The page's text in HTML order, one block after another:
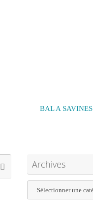
BAL A
Recherche
RechercherArchives